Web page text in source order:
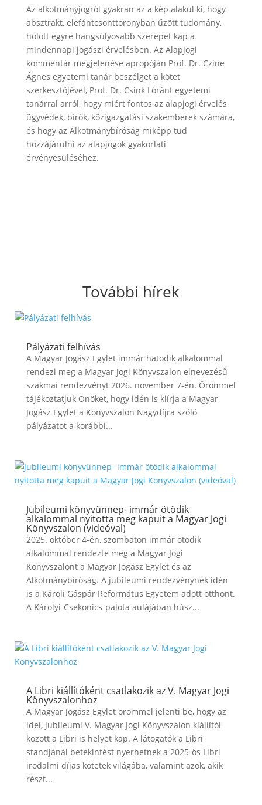
Az alkotmányjogról gyakran az a kép alakul ki, hogy
absztrakt, elefántcsonttoronyban űzött tudomány,
holott egyre hangsúlyosabb szerepet kap a
mindennapi jogászi érvelésben. Az Alapjogi
kommentár megjelenése apropóján Prof. Dr. Czine
Ágnes egyetemi tanár beszélget a kötet
szerkesztőjével, Prof. Dr. Csink Lóránt egyetemi
tanárral arról, hogy miért fontos az alapjogi érvelés
ügyvédek, bírók, közigazgatási szakemberek számára,
és hogy az Alkotmánybíróság miképp tud
hozzájárulni az alapjogok gyakorlati
érvényesüléséhez.
További hírek
Pályázati felhívás
A Magyar Jogász Egylet immár hatodik alkalommal
rendezi meg a Magyar Jogi Könyvszalon elnevezésű
szakmai rendezvényt 2026. november 7-én. Örömmel
tájékoztatjuk Önöket, hogy idén is kiírja a Magyar
Jogász Egylet a Könyvszalon Nagydíjra szóló
pályázatot a korábbi...
Jubileumi könyvünnep- immár ötödik
alkalommal nyitotta meg kapuit a Magyar Jogi
Könyvszalon (videóval)
2025. október 4-én, szombaton immár ötödik
alkalommal rendezte meg a Magyar Jogi
Könyvszalont a Magyar Jogász Egylet és az
Alkotmánybíróság. A jubileumi rendezvénynek idén
is a Károli Gáspár Református Egyetem adott otthont.
A Károlyi-Csekonics-palota aulájában húsz...
A Libri kiállítóként csatlakozik az V. Magyar Jogi
Könyvszalonhoz
A Magyar Jogász Egylet örömmel jelenti be, hogy az
idei, jubileumi V. Magyar Jogi Könyvszalon kiállítói
között a Libri is helyet kap. A látogatók a Libri
standjánál betekintést nyerhetnek a 2025-ös Libri
irodalmi díjas kötetek világába, valamint azok, akik
részt...